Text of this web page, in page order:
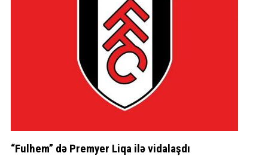
“Fulhem” də Premyer Liqa ilə vidalaşdı